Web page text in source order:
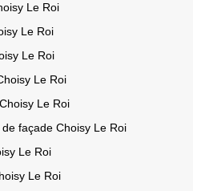
Le Roi
Le Roi
Le Roi
Le Roi
Le Roi
façade Choisy Le Roi
Le Roi
Le Roi